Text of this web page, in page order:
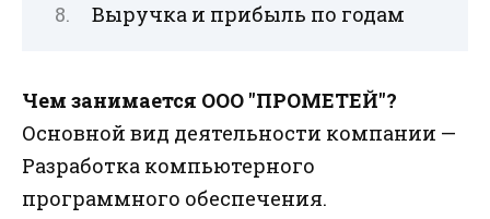
Выручка и прибыль по годам
Чем занимается ООО "ПРОМЕТЕЙ"?
Основной вид деятельности компании —
Разработка компьютерного
программного обеспечения.